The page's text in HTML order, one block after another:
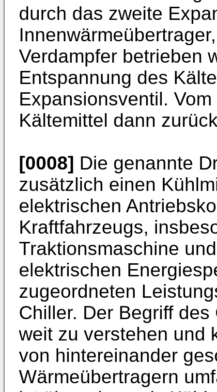
durch das zweite
Verdampfer betrieben
Entspannung des
Expansionsventil.
Kältemittel dann
[0008] Die genannte
zusätzlich einen
elektrischen
Kraftfahrzeugs,
Traktionsmaschine
elektrischen
zugeordneten
Chiller. Der Begriff
weit zu verstehen und
von hintereinander
Wärmeübertragern